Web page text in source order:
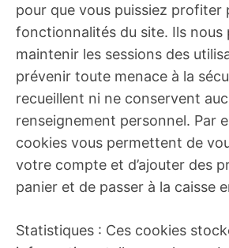
pour que vous puissiez profiter
fonctionnalités du site. Ils
maintenir les sessions des
prévenir toute menace à la
recueillent ni ne conservent
renseignement personnel. Par
cookies vous permettent de
votre compte et d’ajouter des
panier et de passer à la caisse
Statistiques : Ces cookies